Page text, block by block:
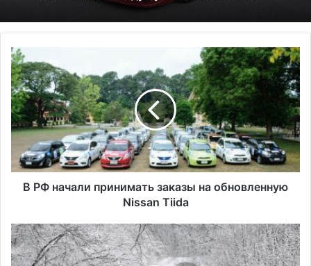
Исследование показало, что в Портленде
самый высокий уровень угона
автомобилей на душу населения в США
В
Р
Ф
н
а
ч
и
н
и
м
В РФ начали принимать заказы на обновленную
Nissan Tiida
З
и
м